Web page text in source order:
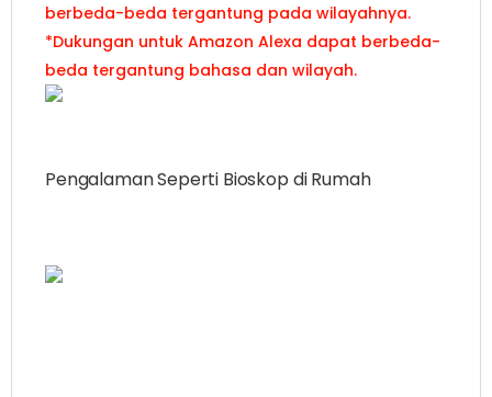
berbeda-beda tergantung pada wilayahnya.
*Dukungan untuk Amazon Alexa dapat berbeda-
beda tergantung bahasa dan wilayah.
Pengalaman Seperti Bioskop di Rumah